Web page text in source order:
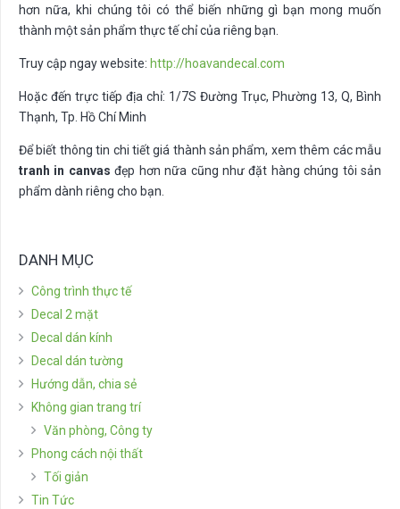
hơn nữa, khi chúng tôi có thể biến những gì bạn mong muốn
thành một sản phẩm thực tế chỉ của riêng bạn.
Truy cập ngay website: http://hoavandecal.com
Hoặc đến trực tiếp địa chỉ: 1/7S Đường Trục, Phường 13, Q, Bình
Thạnh, Tp. Hồ Chí Minh
Để biết thông tin chi tiết giá thành sản phẩm, xem thêm các mẫu
tranh in canvas đẹp hơn nữa cũng như đặt hàng chúng tôi sản
phẩm dành riêng cho bạn.
DANH MỤC
Công trình thực tế
Decal 2 mặt
Decal dán kính
Decal dán tường
Hướng dẫn, chia sẻ
Không gian trang trí
Văn phòng, Công ty
Phong cách nội thất
Tối giản
Tin Tức